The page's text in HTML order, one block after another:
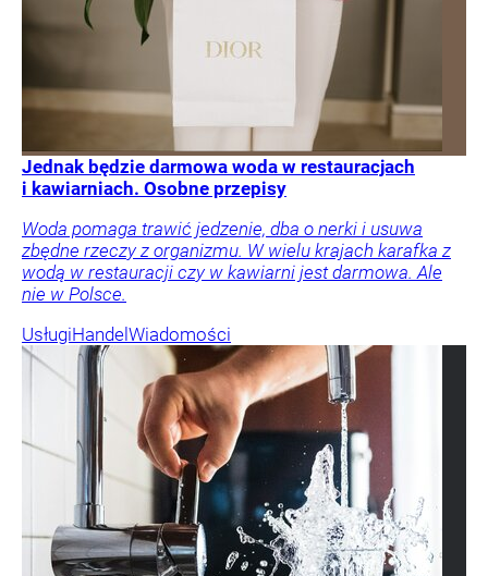
Jednak będzie darmowa woda w restauracjach
i kawiarniach. Osobne przepisy
Woda pomaga trawić jedzenie, dba o nerki i usuwa
zbędne rzeczy z organizmu. W wielu krajach karafka z
wodą w restauracji czy w kawiarni jest darmowa. Ale
nie w Polsce.
UsługiHandel Wiadomości